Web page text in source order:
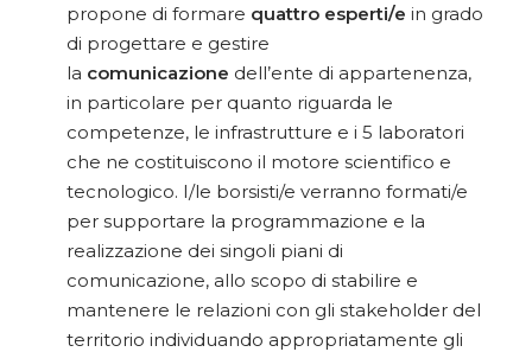
propone di formare quattro esperti/e in grado
di progettare e gestire
la comunicazione dell’ente di appartenenza,
in particolare per quanto riguarda le
competenze, le infrastrutture e i 5 laboratori
che ne costituiscono il motore scientifico e
tecnologico. I/le borsisti/e verranno formati/e
per supportare la programmazione e la
realizzazione dei singoli piani di
comunicazione, allo scopo di stabilire e
mantenere le relazioni con gli stakeholder del
territorio individuando appropriatamente gli